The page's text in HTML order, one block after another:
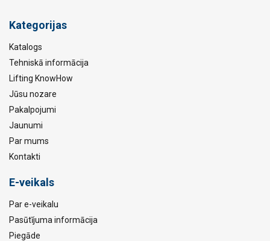
Kategorijas
Katalogs
Tehniskā informācija
Lifting KnowHow
Jūsu nozare
Pakalpojumi
Jaunumi
Par mums
Kontakti
E-veikals
Par e-veikalu
Pasūtījuma informācija
Piegāde